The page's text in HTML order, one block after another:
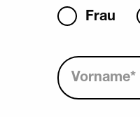
Frau
Vorname*